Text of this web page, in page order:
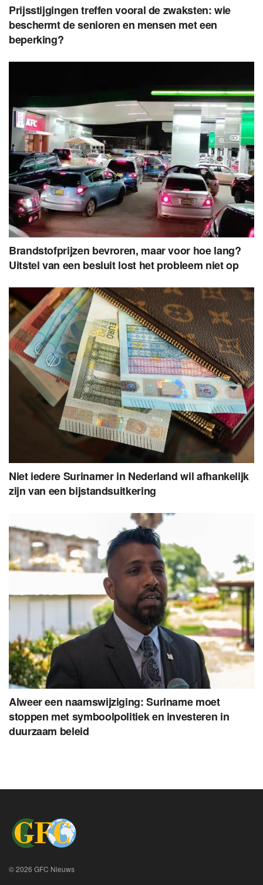
Prijsstijgingen treffen vooral de zwaksten: wie
beschermt de senioren en mensen met een
beperking?
Brandstofprijzen bevroren, maar voor hoe lang?
Uitstel van een besluit lost het probleem niet op
Niet iedere Surinamer in Nederland wil afhankelijk
zijn van een bijstandsuitkering
Alweer een naamswijziging: Suriname moet
stoppen met symboolpolitiek en investeren in
duurzaam beleid
© 2026 GFC Nieuws